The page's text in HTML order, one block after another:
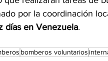
por la coordinación
días en Venezuela.
bomberos voluntarios